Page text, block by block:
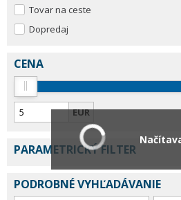
Tovar na ceste
Dopredaj
CENA
EUR
PARAMETRICKÝ FILTER
PODROBNÉ VYHĽADÁVANIE